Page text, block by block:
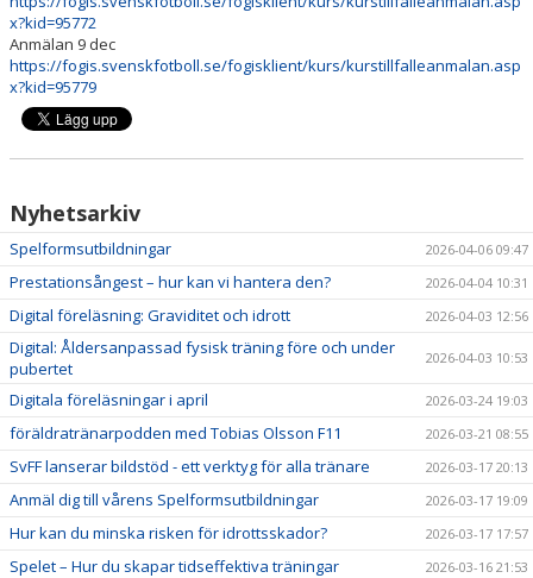
x?kid=95772
Anmälan 9 dec
https://fogis.svenskfotboll.se/fogisklient/kurs/kurstillfalleanmalan.asp
x?kid=95779
Nyhetsarkiv
Spelformsutbildningar 2026-04-06 09:47
Prestationsångest – hur kan vi hantera den? 2026-04-04 10:31
Digital föreläsning: Graviditet och idrott 2026-04-03 12:56
Digital: Åldersanpassad fysisk träning före och under
pubertet
2026-04-03 10:53
Digitala föreläsningar i april 2026-03-24 19:03
föräldratränarpodden med Tobias Olsson F11 2026-03-21 08:55
SvFF lanserar bildstöd - ett verktyg för alla tränare 2026-03-17 20:13
Anmäl dig till vårens Spelformsutbildningar 2026-03-17 19:09
Hur kan du minska risken för idrottsskador? 2026-03-17 17:57
Spelet – Hur du skapar tidseffektiva träningar 2026-03-16 21:53